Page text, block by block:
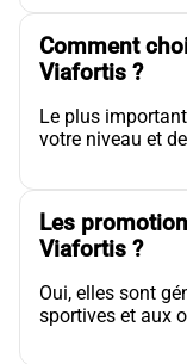
Comment
Viafortis ?
Le plus
votre niveau et
Les
Viafortis ?
Oui, elles sont
sportives et aux